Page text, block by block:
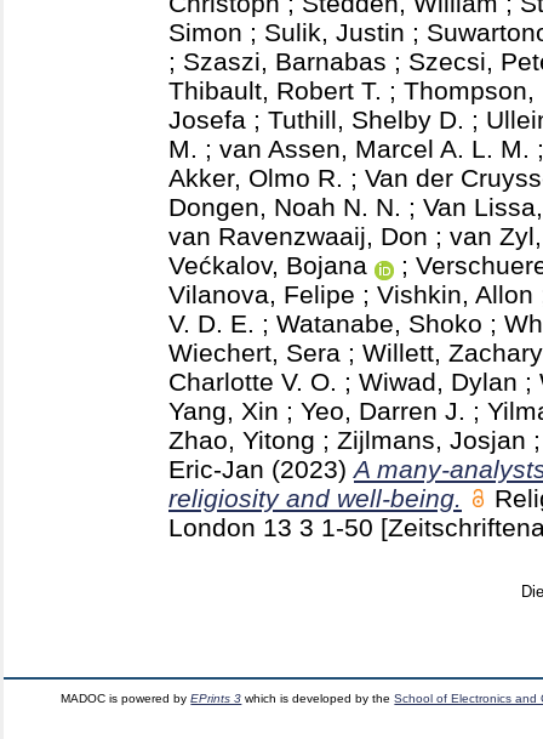
Simon ; Sulik, Justin ;
; Szaszi, Barnabas ; Szecsi,
Thibault, Robert T. ; Thompson,
Josefa ; Tuthill, Shelby D. ;
M. ; van Assen, Marcel A. L. M.
Akker, Olmo R. ; Van der
Dongen, Noah N. N. ; Van
van Ravenzwaaij, Don ; van
Većkalov, Bojana
;
Vilanova, Felipe ; Vishkin, Allon
V. D. E. ; Watanabe, Shoko ;
Wiechert, Sera ; Willett,
Charlotte V. O. ; Wiwad, Dylan ;
Yang, Xin ; Yeo, Darren J. ;
Zhao, Yitong ; Zijlmans, Josjan
Eric-Jan (2023)A many-
religiosity and well-being.
London 13 3 1-50
MADOC is powered byEPrints 3 which is developed by theSchool of Electronics and